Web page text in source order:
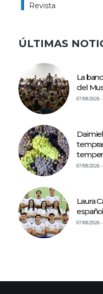
Revista
ÚLTIMAS
La
del
07/08/2026 -
07/08/2026 -
Laura
07/08/2026 -